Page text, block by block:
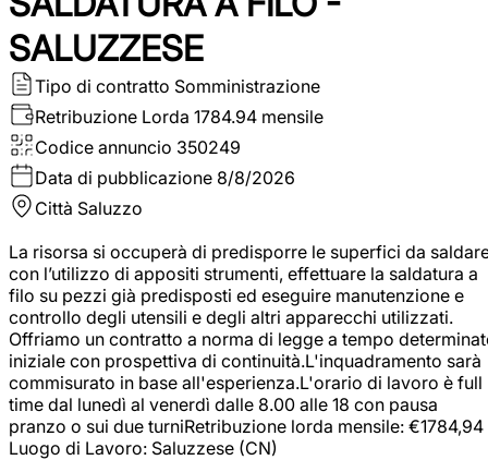
SALUZZESE
Tipo di contratto Somministrazione
Retribuzione Lorda 1784.94 mensile
Codice annuncio 350249
Data di pubblicazione 8/8/2026
Città Saluzzo
La risorsa si occuperà di predisporre le superfici da
con l’utilizzo di appositi strumenti, effettuare la saldatura a
filo su pezzi già predisposti ed eseguire manutenzione e
controllo degli utensili e degli altri apparecchi utilizzati.
Offriamo un contratto a norma di legge a tempo
iniziale con prospettiva di continuità.L'inquadramento sarà
commisurato in base all'esperienza.L'orario di lavoro è full
time dal lunedì al venerdì dalle 8.00 alle 18 con pausa
pranzo o sui due turniRetribuzione lorda mensile: €1784,94
Luogo di Lavoro: Saluzzese (CN)